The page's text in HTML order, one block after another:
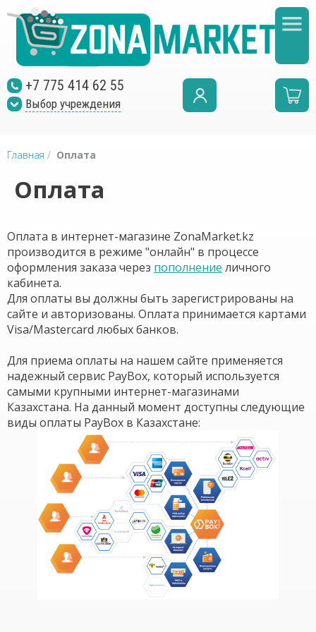
+7 775 414 62 55
Выбор учреждения
Главная / Оплата
Оплата
Оплата в интернет-магазине ZonaMarket.kz
производится в режиме "онлайн" в процессе
оформления заказа через пополнение личного
кабинета.
Для оплаты вы должны быть зарегистрированы на
сайте и авторизованы. Оплата принимается картами
Visa/Mastercard любых банков.
Для приема оплаты на нашем сайте применяется
надежный сервис PayBox, который используется
самыми крупными интернет-магазинами
Казахстана. На данный момент доступны следующие
виды оплаты PayBox в Казахстане: